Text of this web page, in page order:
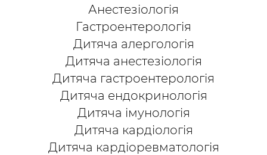
Анестезіологія
Гастроентерологія
Дитяча алергологія
Дитяча анестезіологія
Дитяча гастроентерологія
Дитяча ендокринологія
Дитяча імунологія
Дитяча кардіологія
Дитяча кардіоревматологія